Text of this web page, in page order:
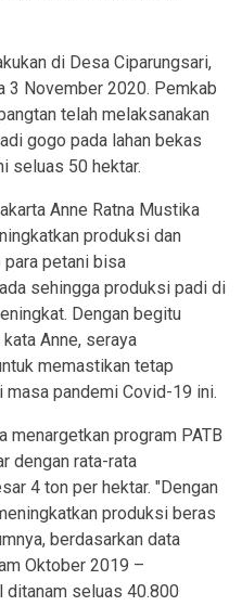
di Desa Ciparungsari,
3 November 2020. Pemkab
telah melaksanakan
gogo pada lahan bekas
seluas 50 hektar.
Anne Ratna Mustika
produksi dan
para petani bisa
sehingga produksi padi di
Dengan begitu
Anne, seraya
memastikan tetap
masa pandemi Covid-19 ini.
menargetkan program PATB
dengan rata-rata
4 ton per hektar. "Dengan
produksi beras
berdasarkan data
Oktober 2019 –
seluas 40.800